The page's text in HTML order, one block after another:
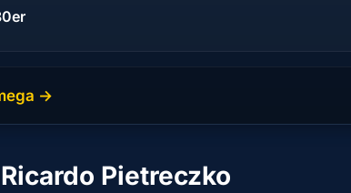
→
Pietreczko